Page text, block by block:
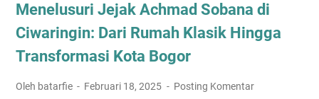
Menelusuri Jejak Achmad Sobana di
Ciwaringin: Dari Rumah Klasik Hingga
Transformasi Kota Bogor
Oleh batarfie Februari 18, 2025 Posting Komentar